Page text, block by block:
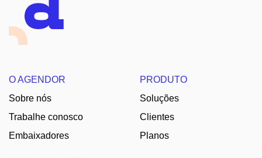
O AGENDOR
Sobre nós
Trabalhe conosco
Embaixadores
PRODUTO
Soluções
Clientes
Planos